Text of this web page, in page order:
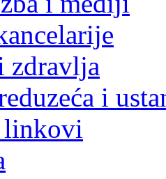
zdravlja
i